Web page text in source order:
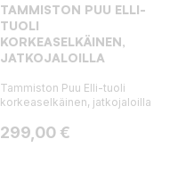
TAMMISTON PUU ELLI-
TUOLI
KORKEASELKÄINEN,
JATKOJALOILLA
Tammiston Puu Elli-tuoli
korkeaselkäinen, jatkojaloilla
Hinta
299,00 €